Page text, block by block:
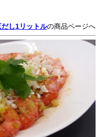
し1リットルの商品ページへ